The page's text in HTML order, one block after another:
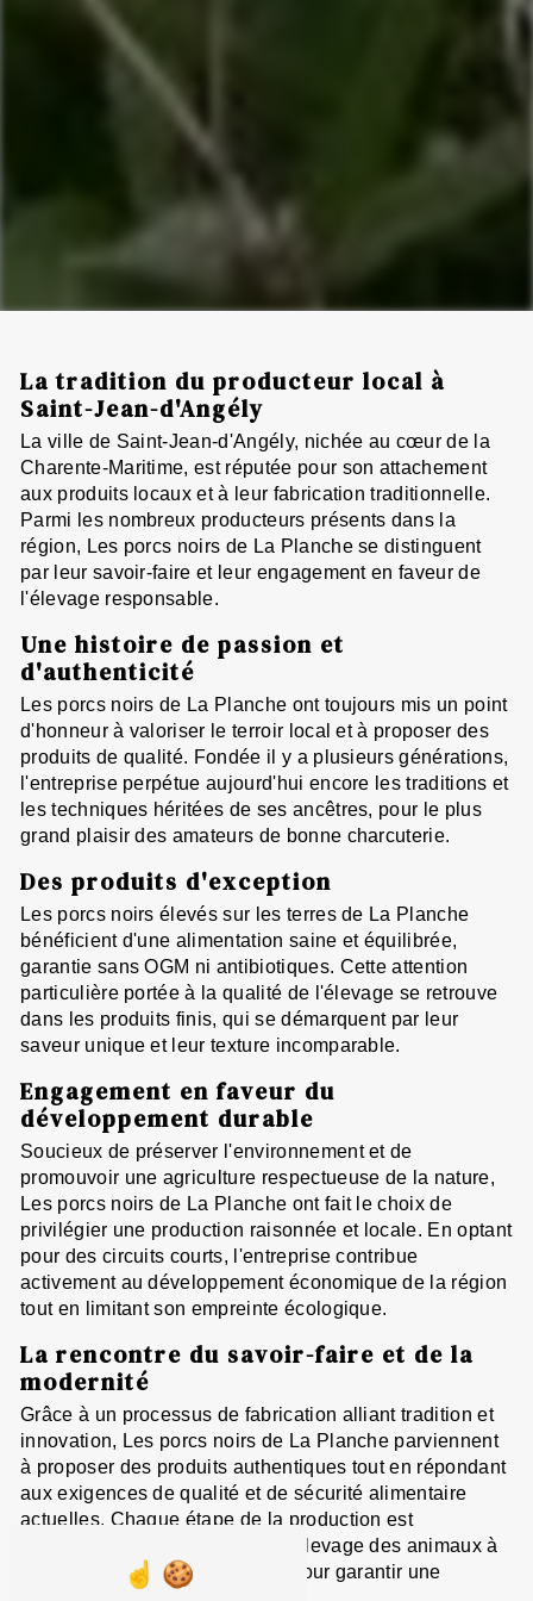
La tradition du producteur local à
Saint-Jean-d'Angély
La ville de Saint-Jean-d'Angély, nichée au cœur de la
Charente-Maritime, est réputée pour son attachement
aux produits locaux et à leur fabrication traditionnelle.
Parmi les nombreux producteurs présents dans la
région, Les porcs noirs de La Planche se distinguent
par leur savoir-faire et leur engagement en faveur de
l'élevage responsable.
Une histoire de passion et
d'authenticité
Les porcs noirs de La Planche ont toujours mis un point
d'honneur à valoriser le terroir local et à proposer des
produits de qualité. Fondée il y a plusieurs générations,
l'entreprise perpétue aujourd'hui encore les traditions et
les techniques héritées de ses ancêtres, pour le plus
grand plaisir des amateurs de bonne charcuterie.
Des produits d'exception
Les porcs noirs élevés sur les terres de La Planche
bénéficient d'une alimentation saine et équilibrée,
garantie sans OGM ni antibiotiques. Cette attention
particulière portée à la qualité de l'élevage se retrouve
dans les produits finis, qui se démarquent par leur
saveur unique et leur texture incomparable.
Engagement en faveur du
développement durable
Soucieux de préserver l'environnement et de
promouvoir une agriculture respectueuse de la nature,
Les porcs noirs de La Planche ont fait le choix de
privilégier une production raisonnée et locale. En optant
pour des circuits courts, l'entreprise contribue
activement au développement économique de la région
tout en limitant son empreinte écologique.
La rencontre du savoir-faire et de la
modernité
Grâce à un processus de fabrication alliant tradition et
innovation, Les porcs noirs de La Planche parviennent
à proposer des produits authentiques tout en répondant
aux exigences de qualité et de sécurité alimentaire
actuelles. Chaque étape de la production est
minutieusement contrôlée, de l'élevage des animaux à
la transformation des produits, pour garantir une